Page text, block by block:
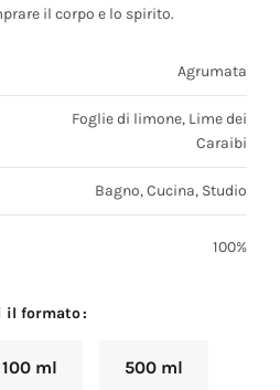
il corpo e lo spirito.
Agrumata
Foglie di limone, Lime dei
Caraibi
Bagno, Cucina, Studio
100%
il formato
100 ml 500 ml